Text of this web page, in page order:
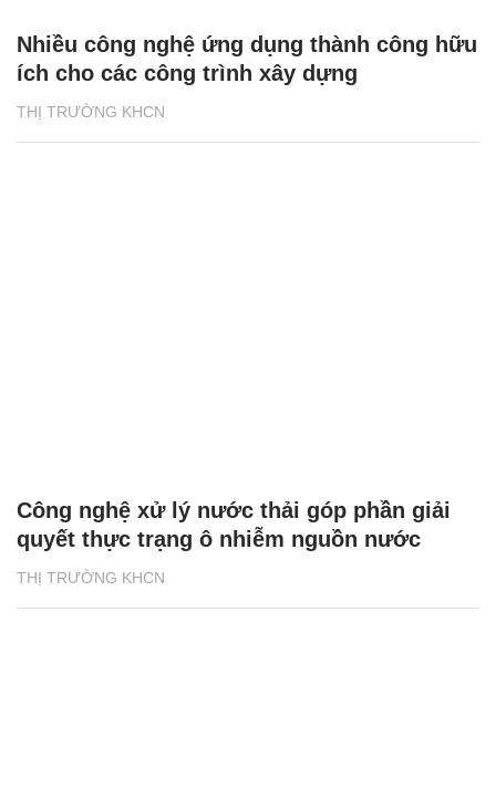
THỊ TRƯỜNG KHCN
Nhiều công nghệ ứng dụng thành công hữu
ích cho các công trình xây dựng
THỊ TRƯỜNG KHCN
Công nghệ xử lý nước thải góp phần giải
quyết thực trạng ô nhiễm nguồn nước